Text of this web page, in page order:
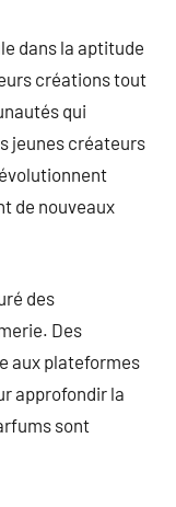
dans la aptitude
créations tout
qui
jeunes créateurs
de nouveaux
des
Des
aux plateformes
approfondir la
sont